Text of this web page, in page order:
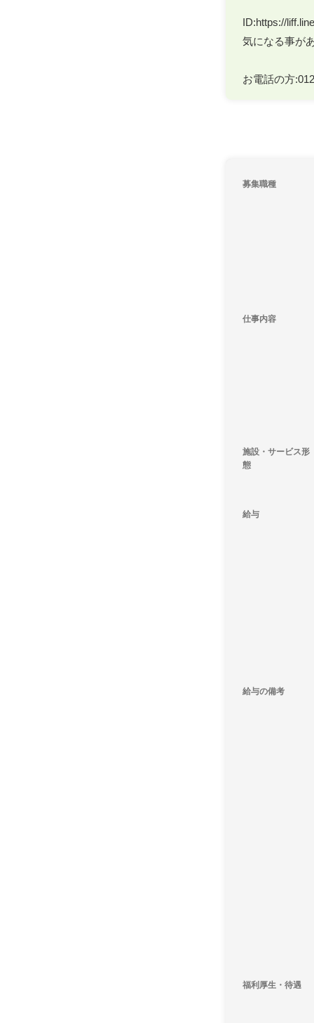
ID:https://
気になる事が
お電話の方
募集職種
仕事内容
施設・サービス形
態
給与
給与の備考
福利厚生・待遇